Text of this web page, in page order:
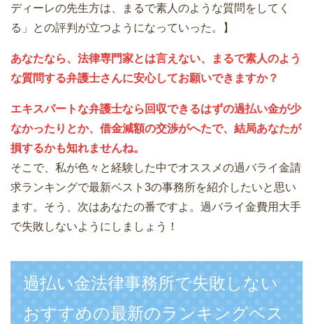
ディーレの先生方は、まるで素人のような質問をしてく
る」との評判が立つようになっていった。】
あなたなら、法律専門家とは言えない、まるで素人のよう
な質問する弁護士さんに安心してお願いできますか？
エキスパートな弁護士なら回収できるはずの過払い金が少
なかったりとか、借金減額の交渉がへたで、結局あなたが
損するかも知れませんね。
そこで、私が色々と経験した中でオススメの過バライ金請
求ランキングで最新ベスト3の事務所を紹介したいと思い
ます。そう、次はあなたの番ですよ。過バライ金費用大手
で失敗しないようにしましょう！
過払い金法律事務所で失敗しない
おすすめの最新のランキングベス